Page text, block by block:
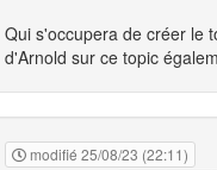
Qui s'occupera de créer le
d'Arnold sur ce topic
modifié 25/08/23 (22:11)